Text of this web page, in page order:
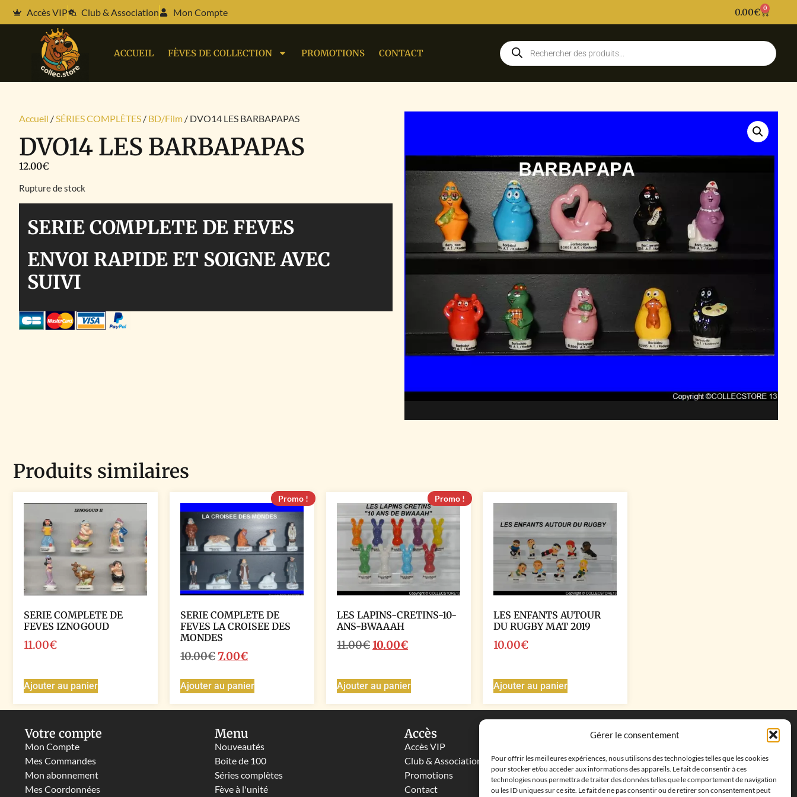
Gérer le consentement
Pour offrir les meilleures expériences, nous utilisons des technologies telles que les cookies
pour stocker et/ou accéder aux informations des appareils. Le fait de consentir à ces
technologies nous permettra de traiter des données telles que le comportement de navigation
ou les ID uniques sur ce site. Le fait de ne pas consentir ou de retirer son consentement peut
Accès VIP Club & Association Mon Compte 0.00€ 0
ACCUEIL FÈVES DE COLLECTION PROMOTIONS CONTACT
Accueil /SÉRIES COMPLÈTES / BD/Film / DVO14 LES BARBAPAPAS
DVO14 LES BARBAPAPAS
12.00€
Rupture de stock
SERIE COMPLETE DE FEVES
ENVOI RAPIDE ET SOIGNE AVEC
SUIVI
Produits similaires
SERIE COMPLETE DE
FEVES IZNOGOUD
11.00€
Ajouter au panier
Promo !
SERIE COMPLETE DE
FEVES LA CROISEE DES
MONDES
10.00€7.00€
Ajouter au panier
Promo !
LES LAPINS-CRETINS-10-
ANS-BWAAAH
11.00€10.00€
Ajouter au panier
LES ENFANTS AUTOUR
DU RUGBY MAT 2019
10.00€
Ajouter au panier
Votre compte
Mon Compte
Mes Commandes
Mon abonnement
Mes Coordonnées
Menu
Nouveautés
Boite de 100
Séries complètes
Fève à l'unité
Accès
Accès VIP
Club & Associations
Promotions
Contact
Coordonnées
cléments, 13500 Martigues, France
Téléphone : ‭+33652313256‬
Email :feves.collecstore@gmail.com